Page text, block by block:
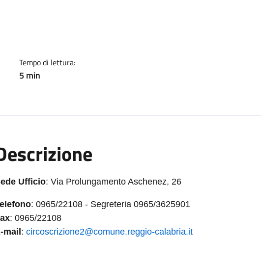
Tempo di lettura:
5 min
Ufficio: Via Prolungamento Aschenez, 26
: 0965/22108 - Segreteria 0965/3625901
: 0965/22108
mail: circoscrizione2@comune.reggio-calabria.it